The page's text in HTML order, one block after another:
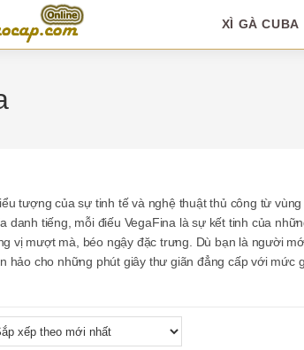
XÌ GÀ CUBA
tượng của sự tinh tế và nghệ thuật thủ công từ
danh tiếng, mỗi điếu VegaFina là sự kết tinh của
vị mượt mà, béo ngậy đặc trưng. Dù bạn là người
hảo cho những phút giây thư giãn đẳng cấp với mức